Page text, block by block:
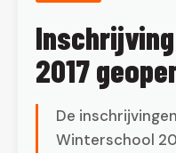
2017
De
Winterschool